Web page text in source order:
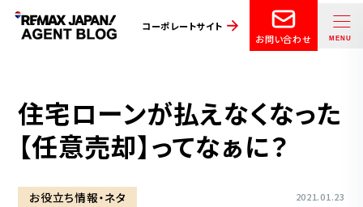
コーポレートサイト
お問い合わせ
住宅ローンが払えなくなった
【任意売却】ってなぁに？
お役立ち情報・ネタ 2021.01.23